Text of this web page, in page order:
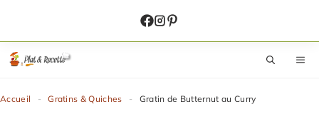
contenu
Accueil - Gratins & Quiches - Gratin de Butternut au Curry